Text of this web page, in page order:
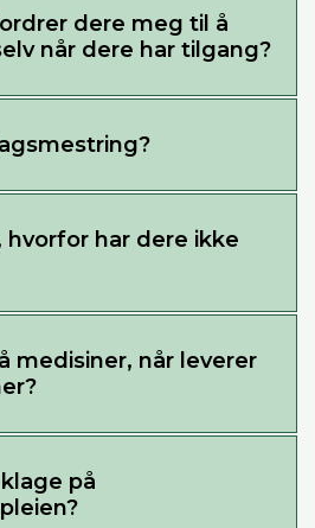
dere meg til å
når dere har tilgang?
hvorfor har dere ikke
medisiner, når leverer
på